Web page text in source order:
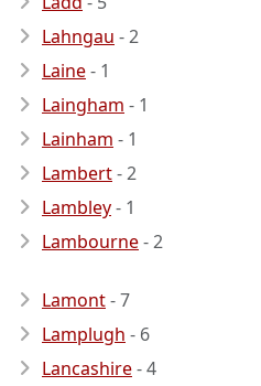
Lahngau - 2
Laine- 1
Laingham - 1
Lainham - 1
Lambert- 2
Lambley- 1
Lambourne- 2
Lamont- 7
Lamplugh - 6
Lancashire- 4